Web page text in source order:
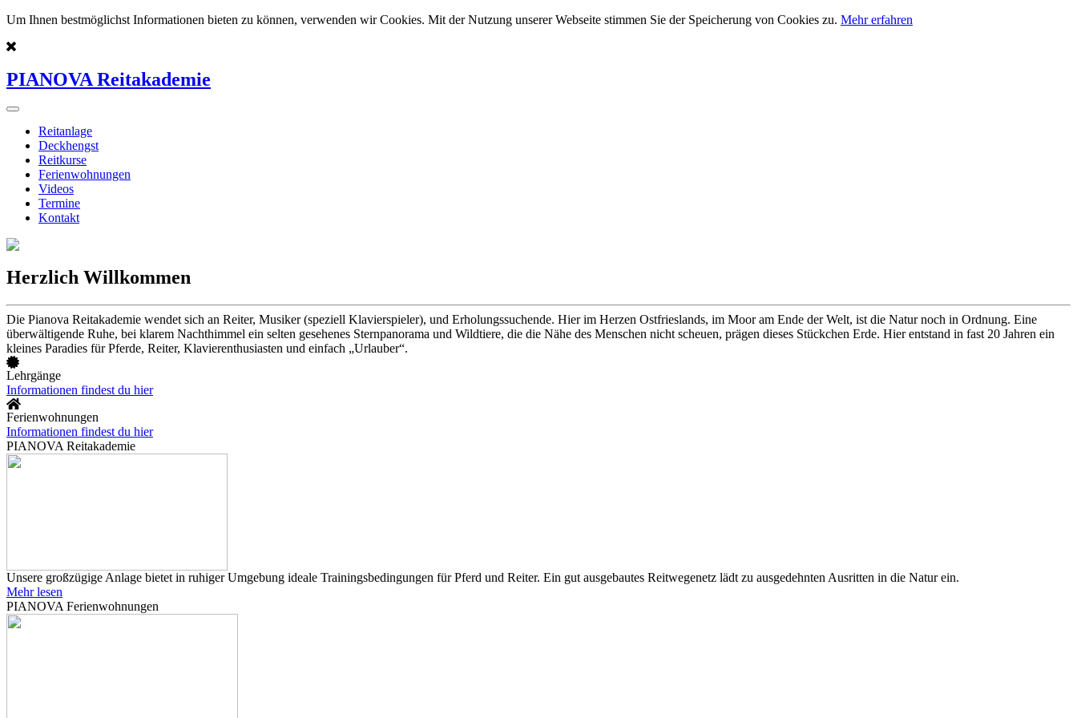
Um Ihnen bestmöglichst Informationen bieten zu können, verwenden wir Cookies. Mit der Nutzung unserer Webseite stimmen Sie der Speicherung von Cookies zu. Mehr erfahren
PIANOVA Reitakademie
Reitanlage
Deckhengst
Reitkurse
Ferienwohnungen
Videos
Termine
Kontakt
Herzlich Willkommen
Die Pianova Reitakademie wendet sich an Reiter, Musiker (speziell Klavierspieler), und Erholungssuchende. Hier im Herzen Ostfrieslands, im Moor am Ende der Welt, ist die Natur noch in Ordnung. Eine
überwältigende Ruhe, bei klarem Nachthimmel ein selten gesehenes Sternpanorama und Wildtiere, die die Nähe des Menschen nicht scheuen, prägen dieses Stückchen Erde. Hier entstand in fast 20 Jahren ein
kleines Paradies für Pferde, Reiter, Klavierenthusiasten und einfach „Urlauber“.
Lehrgänge
Informationen findest du hier
Ferienwohnungen
Informationen findest du hier
PIANOVA Reitakademie
Unsere großzügige Anlage bietet in ruhiger Umgebung ideale Trainingsbedingungen für Pferd und Reiter. Ein gut ausgebautes Reitwegenetz lädt zu ausgedehnten Ausritten in die Natur ein.
Mehr lesen
PIANOVA Ferienwohnungen